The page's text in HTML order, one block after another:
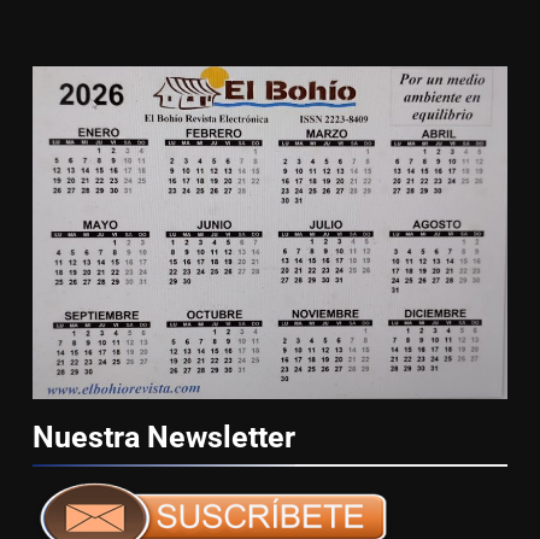
Nuestra Newsletter